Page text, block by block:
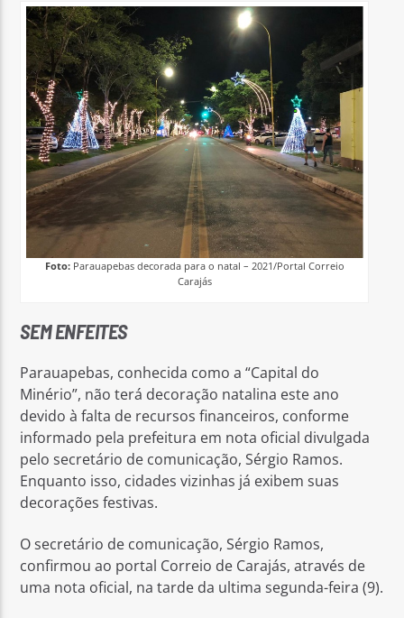
Foto:Parauapebas decorada para o natal – 2021/Portal Correio
Carajás
SEM ENFEITES
Parauapebas, conhecida como a “Capital do
Minério”, não terá decoração natalina este ano
devido à falta de recursos financeiros, conforme
informado pela prefeitura em nota oficial divulgada
pelo secretário de comunicação, Sérgio Ramos.
Enquanto isso, cidades vizinhas já exibem suas
decorações festivas.
O secretário de comunicação, Sérgio Ramos,
confirmou ao portal Correio de Carajás, através de
uma nota oficial, na tarde da ultima segunda-feira (9).